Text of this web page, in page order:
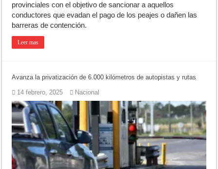
provinciales con el objetivo de sancionar a aquellos
conductores que evadan el pago de los peajes o dañen las
barreras de contención.
Leer mas
Avanza la privatización de 6.000 kilómetros de autopistas y rutas
14 febrero, 2025 Nacional